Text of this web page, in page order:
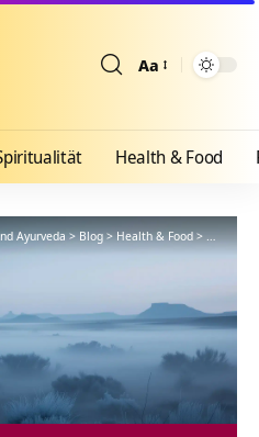
Aa
Health & Food
Ayurveda>Blog>Health & Food>